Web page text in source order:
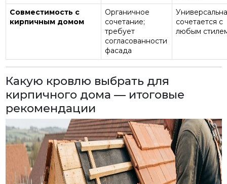
Совместимость с
кирпичным домом
Органичное
сочетание;
требует
согласованности
фасада
сочетается с
любым
Какую кровлю выбрать для
кирпичного дома — итоговые
рекомендации